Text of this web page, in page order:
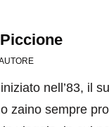
nell’83, il
zaino sempre